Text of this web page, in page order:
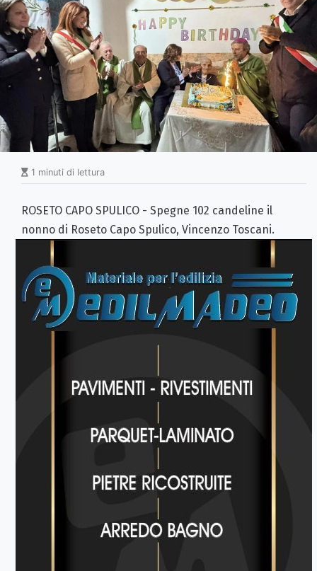
1 minuti di lettura
ROSETO CAPO SPULICO - Spegne 102 candeline il
nonno di Roseto Capo Spulico, Vincenzo Toscani.